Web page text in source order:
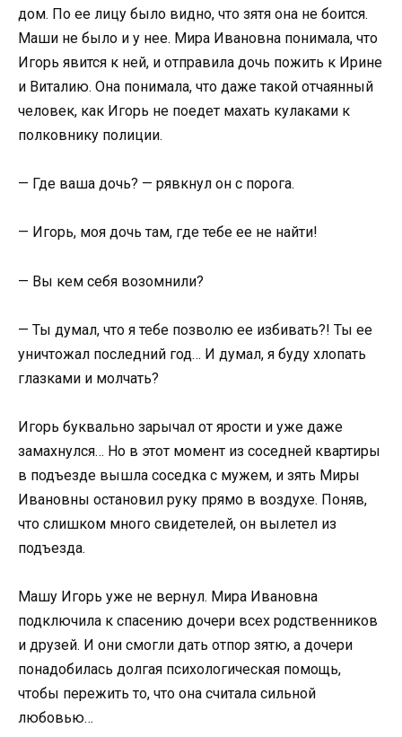
дом. По ее лицу было видно, что зятя она не боится.
Маши не было и у нее. Мира Ивановна понимала, что
Игорь явится к ней, и отправила дочь пожить к Ирине
и Виталию. Она понимала, что даже такой отчаянный
человек, как Игорь не поедет махать кулаками к
полковнику полиции.
— Где ваша дочь? — рявкнул он с порога.
— Игорь, моя дочь там, где тебе ее не найти!
— Вы кем себя возомнили?
— Ты думал, что я тебе позволю ее избивать?! Ты ее
уничтожал последний год… И думал, я буду хлопать
глазками и молчать?
Игорь буквально зарычал от ярости и уже даже
замахнулся… Но в этот момент из соседней квартиры
в подъезде вышла соседка с мужем, и зять Миры
Ивановны остановил руку прямо в воздухе. Поняв,
что слишком много свидетелей, он вылетел из
подъезда.
Машу Игорь уже не вернул. Мира Ивановна
подключила к спасению дочери всех родственников
и друзей. И они смогли дать отпор зятю, а дочери
понадобилась долгая психологическая помощь,
чтобы пережить то, что она считала сильной
любовью…